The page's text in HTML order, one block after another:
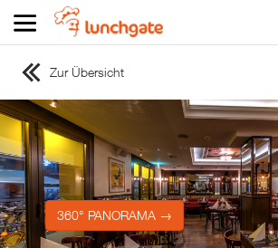
ZUR STARTSEITE
ZUR RESTAURANTSUCHE
Asiatisch
Italienisch
Französisch
Traditionell
Zur Übersicht
360° PANORAMA →